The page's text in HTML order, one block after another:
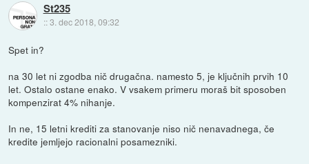
St235
::3. dec 2018, 09:32
Spet in?
na 30 let ni zgodba nič drugačna. namesto 5, je ključnih prvih 10
let. Ostalo ostane enako. V vsakem primeru moraš bit sposoben
kompenzirat 4% nihanje.
In ne, 15 letni krediti za stanovanje niso nič nenavadnega, če
kredite jemljejo racionalni posamezniki.